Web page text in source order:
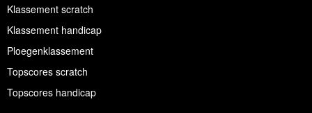
Klassement scratch
Klassement handicap
Ploegenklassement
Topscores scratch
Topscores handicap